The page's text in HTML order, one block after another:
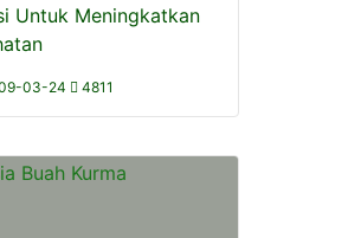
Untuk Meningkatkan
03-24 4811